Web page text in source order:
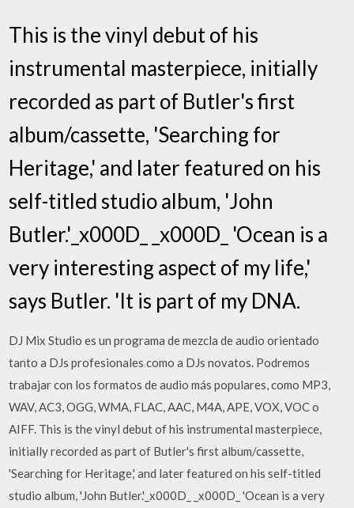
This is the vinyl debut of his
instrumental masterpiece, initially
recorded as part of Butler's first
album/cassette, 'Searching for
Heritage,' and later featured on his
self-titled studio album, 'John
Butler.'_x000D_ _x000D_ 'Ocean is a
very interesting aspect of my life,'
says Butler. 'It is part of my DNA.
DJ Mix Studio es un programa de mezcla de audio orientado
tanto a DJs profesionales como a DJs novatos. Podremos
trabajar con los formatos de audio más populares, como MP3,
WAV, AC3, OGG, WMA, FLAC, AAC, M4A, APE, VOX, VOC o
AIFF. This is the vinyl debut of his instrumental masterpiece,
initially recorded as part of Butler's first album/cassette,
'Searching for Heritage,' and later featured on his self-titled
studio album, 'John Butler.'_x000D_ _x000D_ 'Ocean is a very